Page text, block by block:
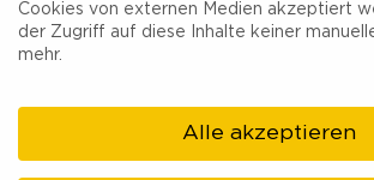
108
Cookies von externen Medien akzeptiert
der Zugriff auf diese Inhalte keiner
mehr.
Alle akzeptieren